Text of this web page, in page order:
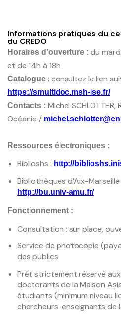
Informations pratiques du
du CREDO
Horaires d’ouverture : du
et de 14h à 18h
Catalogue: consultez le lien
https://smultidoc.msh-lse.fr/
Contacts : Michel
Océanie /
Ressources électroniques :
Biblioshs : http://
Bibliothèques d’Aix-
http://bu.univ-amu.fr/
Fonctionnement :
Consultation : sur place,
Service de photocopie
des publics
Prêt strictement réservé
doctorants de la Maison
étudiants (minimum niveau
chercheurs-enseignants de